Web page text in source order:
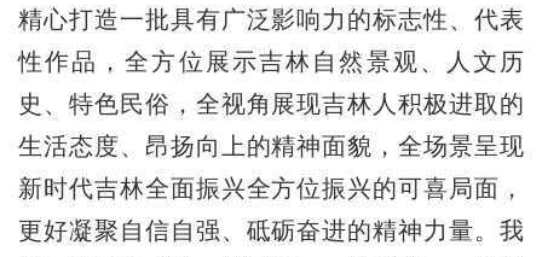
精心打造一批具有广泛影响力的标志性、代表
性作品，全方位展示吉林自然景观、人文历
史、特色民俗，全视角展现吉林人积极进取的
生活态度、昂扬向上的精神面貌，全场景呈现
新时代吉林全面振兴全方位振兴的可喜局面，
更好凝聚自信自强、砥砺奋进的精神力量。我